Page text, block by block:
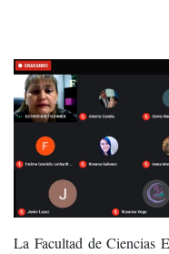
La Facultad de Ciencias